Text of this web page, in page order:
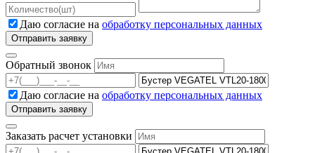
Даю согласие на обработку персональных данных
Обратный звонок
Даю согласие на обработку персональных данных
Заказать расчет установки